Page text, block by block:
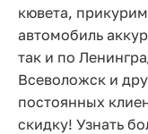
кювета,
автомобиль
так и по
Всеволожск и
постоянных
скидку! Узнать